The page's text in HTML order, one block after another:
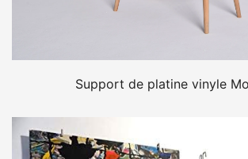
Support de platine vinyle